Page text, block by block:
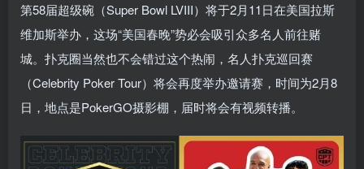
第58届超级碗（Super Bowl LVIII）将于2月11日在美国拉斯
维加斯举办，这场“美国春晚”势必会吸引众多名人前往赌
城。扑克圈当然也不会错过这个热闹，名人扑克巡回赛
（Celebrity Poker Tour）将会再度举办邀请赛，时间为2月8
日，地点是PokerGO摄影棚，届时将会有视频转播。